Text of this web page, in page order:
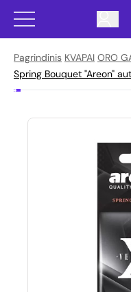
Pagrindinis KVAPAI ORO
Spring Bouquet "Areon"